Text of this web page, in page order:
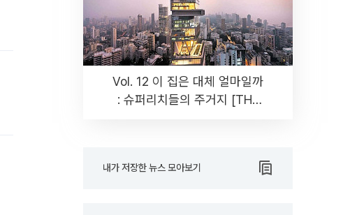
Vol. 12 이 집은 대체 얼마일까
: 슈퍼리치들의 주거지 [THE
내가 저장한 뉴스 모아보기